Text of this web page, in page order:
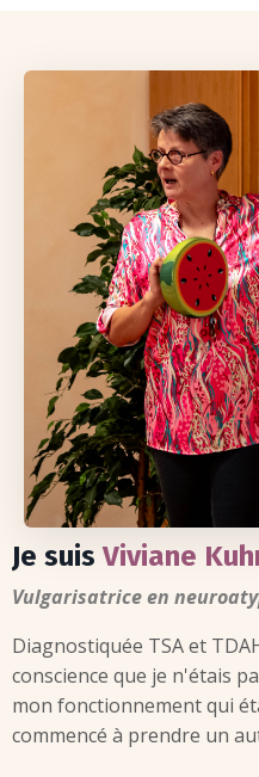
Je suisViviane
Vulgarisatrice en
Diagnostiquée TSA et
conscience que je n'étais
mon fonctionnement qui
commencé à prendre un